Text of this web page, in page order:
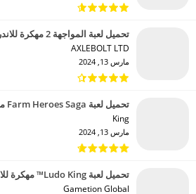
تحميل لعبة المواجهة 2 مهكرة للاندرويد 2024
AXLEBOLT LTD‏
مارس 13, 2024
تحميل لعبة Farm Heroes Saga مهكرة للاندرويد 2024
King‏
مارس 13, 2024
تحميل لعبة Ludo King™ مهكرة للاندرويد 2024
Gametion Global‏